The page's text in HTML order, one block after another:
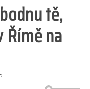
tě,
na